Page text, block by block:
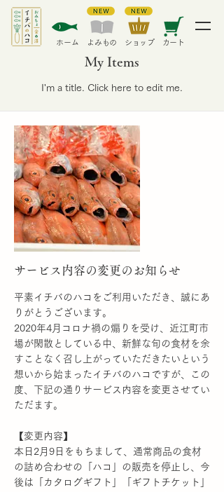
​ホーム ​よみもの ​ショップ カート
My Items
I'm a title. ​Click here to edit me.
サービス内容の変更のお知らせ
平素イチバのハコをご利用いただき、誠にあ
りがとうございます。
2020年4月コロナ禍の煽りを受け、近江町市
場が閑散としている中、新鮮な旬の食材を余
すことなく召し上がっていただきたいという
想いから始まったイチバのハコですが、この
度、下記の通りサービス内容を変更させてい
ただます。
【変更内容】
本日2月9日をもちまして、通常商品の食材
の詰め合わせの「ハコ」の販売を停止し、今
後は「カタログギフト」「ギフトチケット」